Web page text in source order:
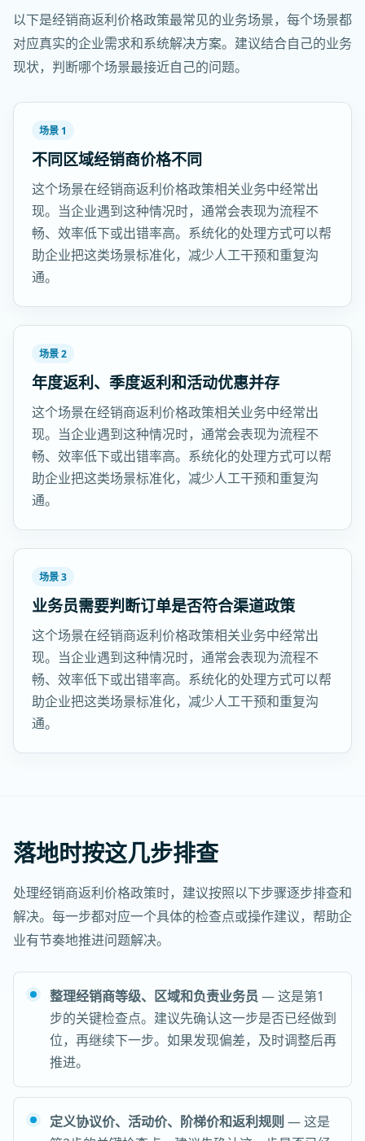
以下是经销商返利价格政策最常见的业务场景，每个场景都
对应真实的企业需求和系统解决方案。建议结合自己的业务
现状，判断哪个场景最接近自己的问题。
场景 1
不同区域经销商价格不同
这个场景在经销商返利价格政策相关业务中经常出
现。当企业遇到这种情况时，通常会表现为流程不
畅、效率低下或出错率高。系统化的处理方式可以帮
助企业把这类场景标准化，减少人工干预和重复沟
通。
场景 2
年度返利、季度返利和活动优惠并存
这个场景在经销商返利价格政策相关业务中经常出
现。当企业遇到这种情况时，通常会表现为流程不
畅、效率低下或出错率高。系统化的处理方式可以帮
助企业把这类场景标准化，减少人工干预和重复沟
通。
场景 3
业务员需要判断订单是否符合渠道政策
这个场景在经销商返利价格政策相关业务中经常出
现。当企业遇到这种情况时，通常会表现为流程不
畅、效率低下或出错率高。系统化的处理方式可以帮
助企业把这类场景标准化，减少人工干预和重复沟
通。
落地时按这几步排查
处理经销商返利价格政策时，建议按照以下步骤逐步排查和
解决。每一步都对应一个具体的检查点或操作建议，帮助企
业有节奏地推进问题解决。
整理经销商等级、区域和负责业务员 — 这是第1
步的关键检查点。建议先确认这一步是否已经做到
位，再继续下一步。如果发现偏差，及时调整后再
推进。
定义协议价、活动价、阶梯价和返利规则 — 这是